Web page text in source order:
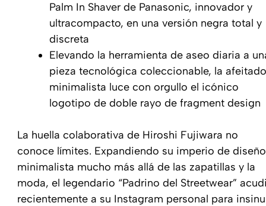
Palm In Shaver de Panasonic, innovador y
ultracompacto, en una versión negra total y
discreta
Elevando la herramienta de aseo diaria a
pieza tecnológica coleccionable, la
minimalista luce con orgullo el icónico
logotipo de doble rayo de fragment design
La huella colaborativa de Hiroshi Fujiwara no
conoce límites. Expandiendo su imperio de diseño
minimalista mucho más allá de las zapatillas y la
moda, el legendario “Padrino del Streetwear”
recientemente a su Instagram personal para